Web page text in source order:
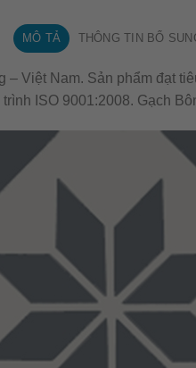
MÔ TẢ THÔNG TIN BỔ
Việt Nam. Sản phẩm đạt
ISO 9001:2008. Gạch